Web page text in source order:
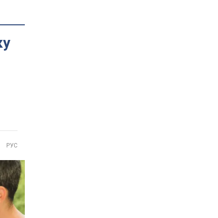
РУС